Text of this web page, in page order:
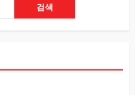
검색